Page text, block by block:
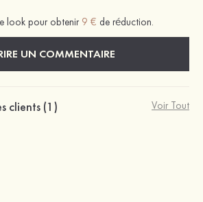
look pour obtenir 9 € de réduction.
UN COMMENTAIRE
clients (1) Voir Tout